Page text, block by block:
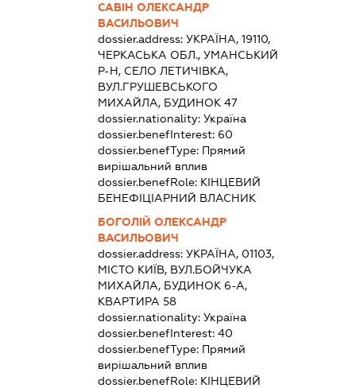
САВІН ОЛЕКСАНДР
ВАСИЛЬОВИЧ
dossier.address:УКРАЇНА, 19110,
ЧЕРКАСЬКА ОБЛ., УМАНСЬКИЙ
Р-Н, СЕЛО ЛЕТИЧІВКА,
ВУЛ.ГРУШЕВСЬКОГО
МИХАЙЛА, БУДИНОК 47
dossier.nationality:Україна
dossier.benefInterest: 60
dossier.benefType: Прямий
вирішальний вплив
dossier.benefRole: КІНЦЕВИЙ
БЕНЕФІЦІАРНИЙ ВЛАСНИК
БОГОЛІЙ ОЛЕКСАНДР
ВАСИЛЬОВИЧ
dossier.address:УКРАЇНА, 01103,
МІСТО КИЇВ, ВУЛ.БОЙЧУКА
МИХАЙЛА, БУДИНОК 6-А,
КВАРТИРА 58
dossier.nationality:Україна
dossier.benefInterest:40
dossier.benefType: Прямий
вирішальний вплив
dossier.benefRole: КІНЦЕВИЙ